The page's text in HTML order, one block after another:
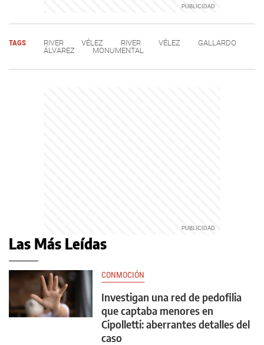
TAGS RIVER VÉLEZ RIVER VÉLEZ
GALLARDO
ÁLVAREZ
MONUMENTAL
Las Más Leídas
CONMOCIÓN
Investigan una red de pedofilia
que captaba menores en
Cipolletti: aberrantes detalles del
caso